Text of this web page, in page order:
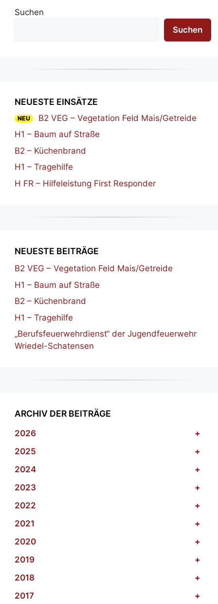
Suchen
Suchen
NEUESTE EINSÄTZE
NEU
B2 VEG – Vegetation Feld Mais/Getreide
H1 – Baum auf Straße
B2 – Küchenbrand
H1 – Tragehilfe
H FR – Hilfeleistung First Responder
NEUESTE BEITRÄGE
B2 VEG – Vegetation Feld Mais/Getreide
H1 – Baum auf Straße
B2 – Küchenbrand
H1 – Tragehilfe
„Berufsfeuerwehrdienst“ der Jugendfeuerwehr
Wriedel-Schatensen
ARCHIV DER BEITRÄGE
2026
+
2025
+
2024
+
2023
+
2022
+
2021
+
2020
+
2019
+
2018
+
2017
+